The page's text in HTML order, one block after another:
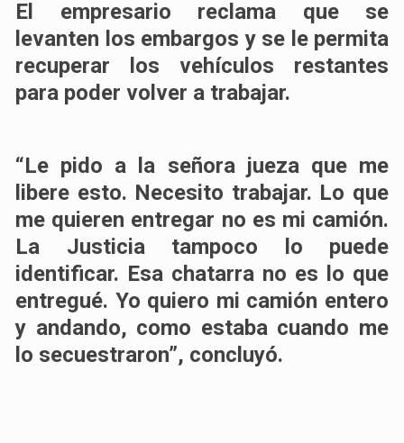
El empresario reclama que se
levanten los embargos y se le permita
recuperar los vehículos restantes
para poder volver a trabajar.
“Le pido a la señora jueza que me
libere esto. Necesito trabajar. Lo que
me quieren entregar no es mi camión.
La Justicia tampoco lo puede
identificar. Esa chatarra no es lo que
entregué. Yo quiero mi camión entero
y andando, como estaba cuando me
lo secuestraron”, concluyó.